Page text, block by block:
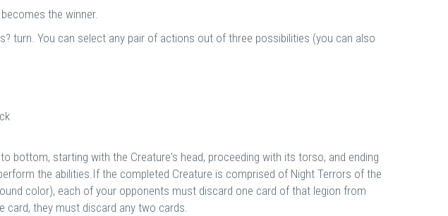
the winner.
turn. You can select any pair of actions out of three possibilities (you can also
bottom, starting with the Creature's head, proceeding with its torso, and ending
the abilities.If the completed Creature is comprised of Night Terrors of the
color), each of your opponents must discard one card of that legion from
card, they must discard any two cards.